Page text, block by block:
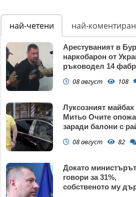
най-четени най-
Арестуваният в
наркобарон от
ръководел 14
08 август 108
Луксозният майбах
Митьо Очите
заради балони с
08 август 82
Докато министърът
говори за 31%,
собственото му